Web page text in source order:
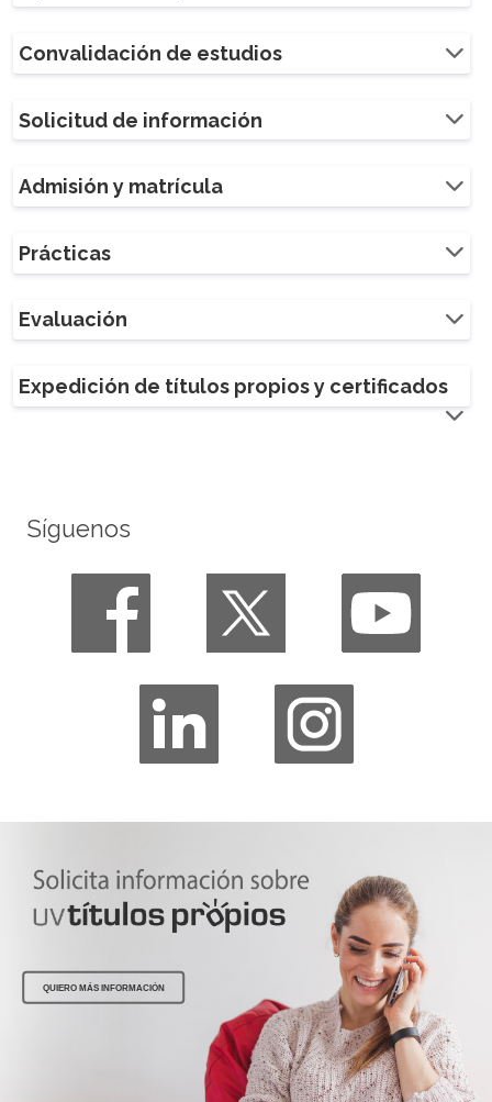
Convalidación de estudios
Solicitud de información
Admisión y matrícula
Prácticas
Evaluación
Expedición de títulos propios y certificados
Síguenos
QUIERO MÁS INFORMACIÓN